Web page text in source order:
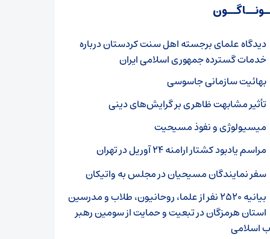
دیدگاه علمای برجسته اهل سنت کردستان درباره
خدمات گسترده جمهوری اسلامی ایران
بهائیت سازمانی جاسوسی
تأثیر مشابهت ظاهری بر گرایش‌های دینی
میسیولوژی و نفوذ مسیحیت
مراسم یادبود کشتار ارامنه ۲۴ آوریل در تهران
سفر نمایندگان مسیحیان در مجلس به واتیکان
بیانیه ۲۵۲۰ نفر از علما، روحانیون، طلاب و مدرسین
استان هرمزگان در تبعیت و حمایت از سومین رهبر
اسلامی